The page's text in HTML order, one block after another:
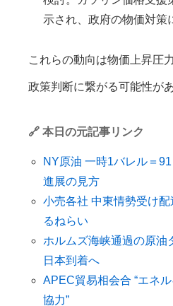
示され、政府の物価対策
これらの動向は物価上昇圧
政策判断に繋がる可能性が
🔗 本日の元記事リンク
NY原油 一時1バレル＝
進展の見方
小売各社 中東情勢受け
るねらい
ホルムズ海峡通過の原油
日本到着へ
APEC貿易相会合 “エネ
協力”